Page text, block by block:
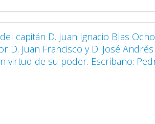
capitán D. Juan Ignacio Blas
D. Juan Francisco y D. José Andrés
virtud de su poder. Escribano: